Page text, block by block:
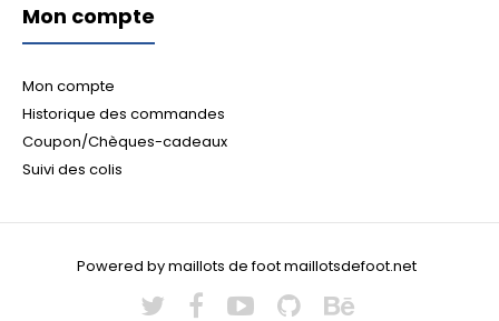
Mon compte
Mon compte
Historique des commandes
Coupon/Chèques-cadeaux
Suivi des colis
Powered by maillots de foot maillotsdefoot.net